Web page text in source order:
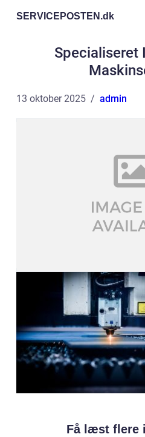
SERVICEPOSTEN.dk
Specialiseret
13 oktober 2025 admin
Få læst flere